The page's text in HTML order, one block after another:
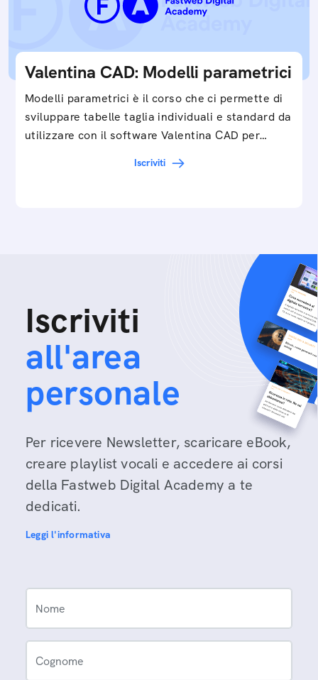
Valentina CAD: Modelli parametrici
Modelli parametrici è il corso che ci permette di
sviluppare tabelle taglia individuali e standard da
utilizzare con il software Valentina CAD per…
Iscriviti
Iscriviti
all'area
personale
Per ricevere Newsletter, scaricare eBook,
creare playlist vocali e accedere ai corsi
della Fastweb Digital Academy a te
dedicati.
Leggi l'informativa
Nome
Cognome